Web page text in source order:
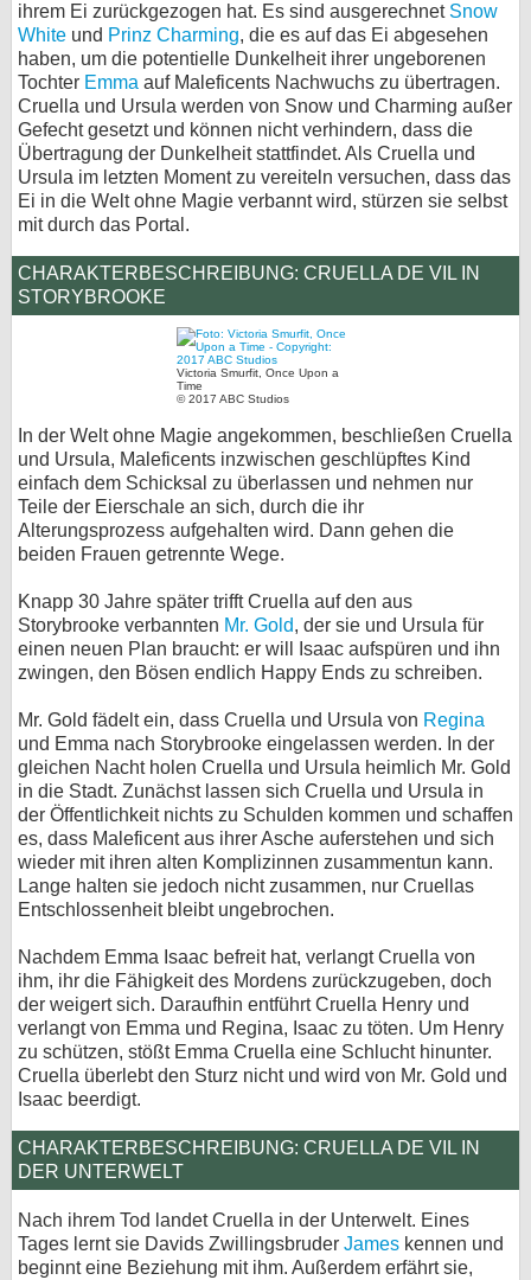
ihrem Ei zurückgezogen hat. Es sind ausgerechnet Snow
White und Prinz Charming, die es auf das Ei abgesehen
haben, um die potentielle Dunkelheit ihrer ungeborenen
Tochter Emma auf Maleficents Nachwuchs zu übertragen.
Cruella und Ursula werden von Snow und Charming außer
Gefecht gesetzt und können nicht verhindern, dass die
Übertragung der Dunkelheit stattfindet. Als Cruella und
Ursula im letzten Moment zu vereiteln versuchen, dass das
Ei in die Welt ohne Magie verbannt wird, stürzen sie selbst
mit durch das Portal.
CHARAKTERBESCHREIBUNG: CRUELLA DE VIL IN
STORYBROOKE
Victoria Smurfit, Once Upon a
Time
© 2017 ABC Studios
In der Welt ohne Magie angekommen, beschließen Cruella
und Ursula, Maleficents inzwischen geschlüpftes Kind
einfach dem Schicksal zu überlassen und nehmen nur
Teile der Eierschale an sich, durch die ihr
Alterungsprozess aufgehalten wird. Dann gehen die
beiden Frauen getrennte Wege.
Knapp 30 Jahre später trifft Cruella auf den aus
Storybrooke verbannten Mr. Gold, der sie und Ursula für
einen neuen Plan braucht: er will Isaac aufspüren und ihn
zwingen, den Bösen endlich Happy Ends zu schreiben.
Mr. Gold fädelt ein, dass Cruella und Ursula von Regina
und Emma nach Storybrooke eingelassen werden. In der
gleichen Nacht holen Cruella und Ursula heimlich Mr. Gold
in die Stadt. Zunächst lassen sich Cruella und Ursula in
der Öffentlichkeit nichts zu Schulden kommen und schaffen
es, dass Maleficent aus ihrer Asche auferstehen und sich
wieder mit ihren alten Komplizinnen zusammentun kann.
Lange halten sie jedoch nicht zusammen, nur Cruellas
Entschlossenheit bleibt ungebrochen.
Nachdem Emma Isaac befreit hat, verlangt Cruella von
ihm, ihr die Fähigkeit des Mordens zurückzugeben, doch
der weigert sich. Daraufhin entführt Cruella Henry und
verlangt von Emma und Regina, Isaac zu töten. Um Henry
zu schützen, stößt Emma Cruella eine Schlucht hinunter.
Cruella überlebt den Sturz nicht und wird von Mr. Gold und
Isaac beerdigt.
CHARAKTERBESCHREIBUNG: CRUELLA DE VIL IN
DER UNTERWELT
Nach ihrem Tod landet Cruella in der Unterwelt. Eines
Tages lernt sie Davids Zwillingsbruder James kennen und
beginnt eine Beziehung mit ihm. Außerdem erfährt sie,